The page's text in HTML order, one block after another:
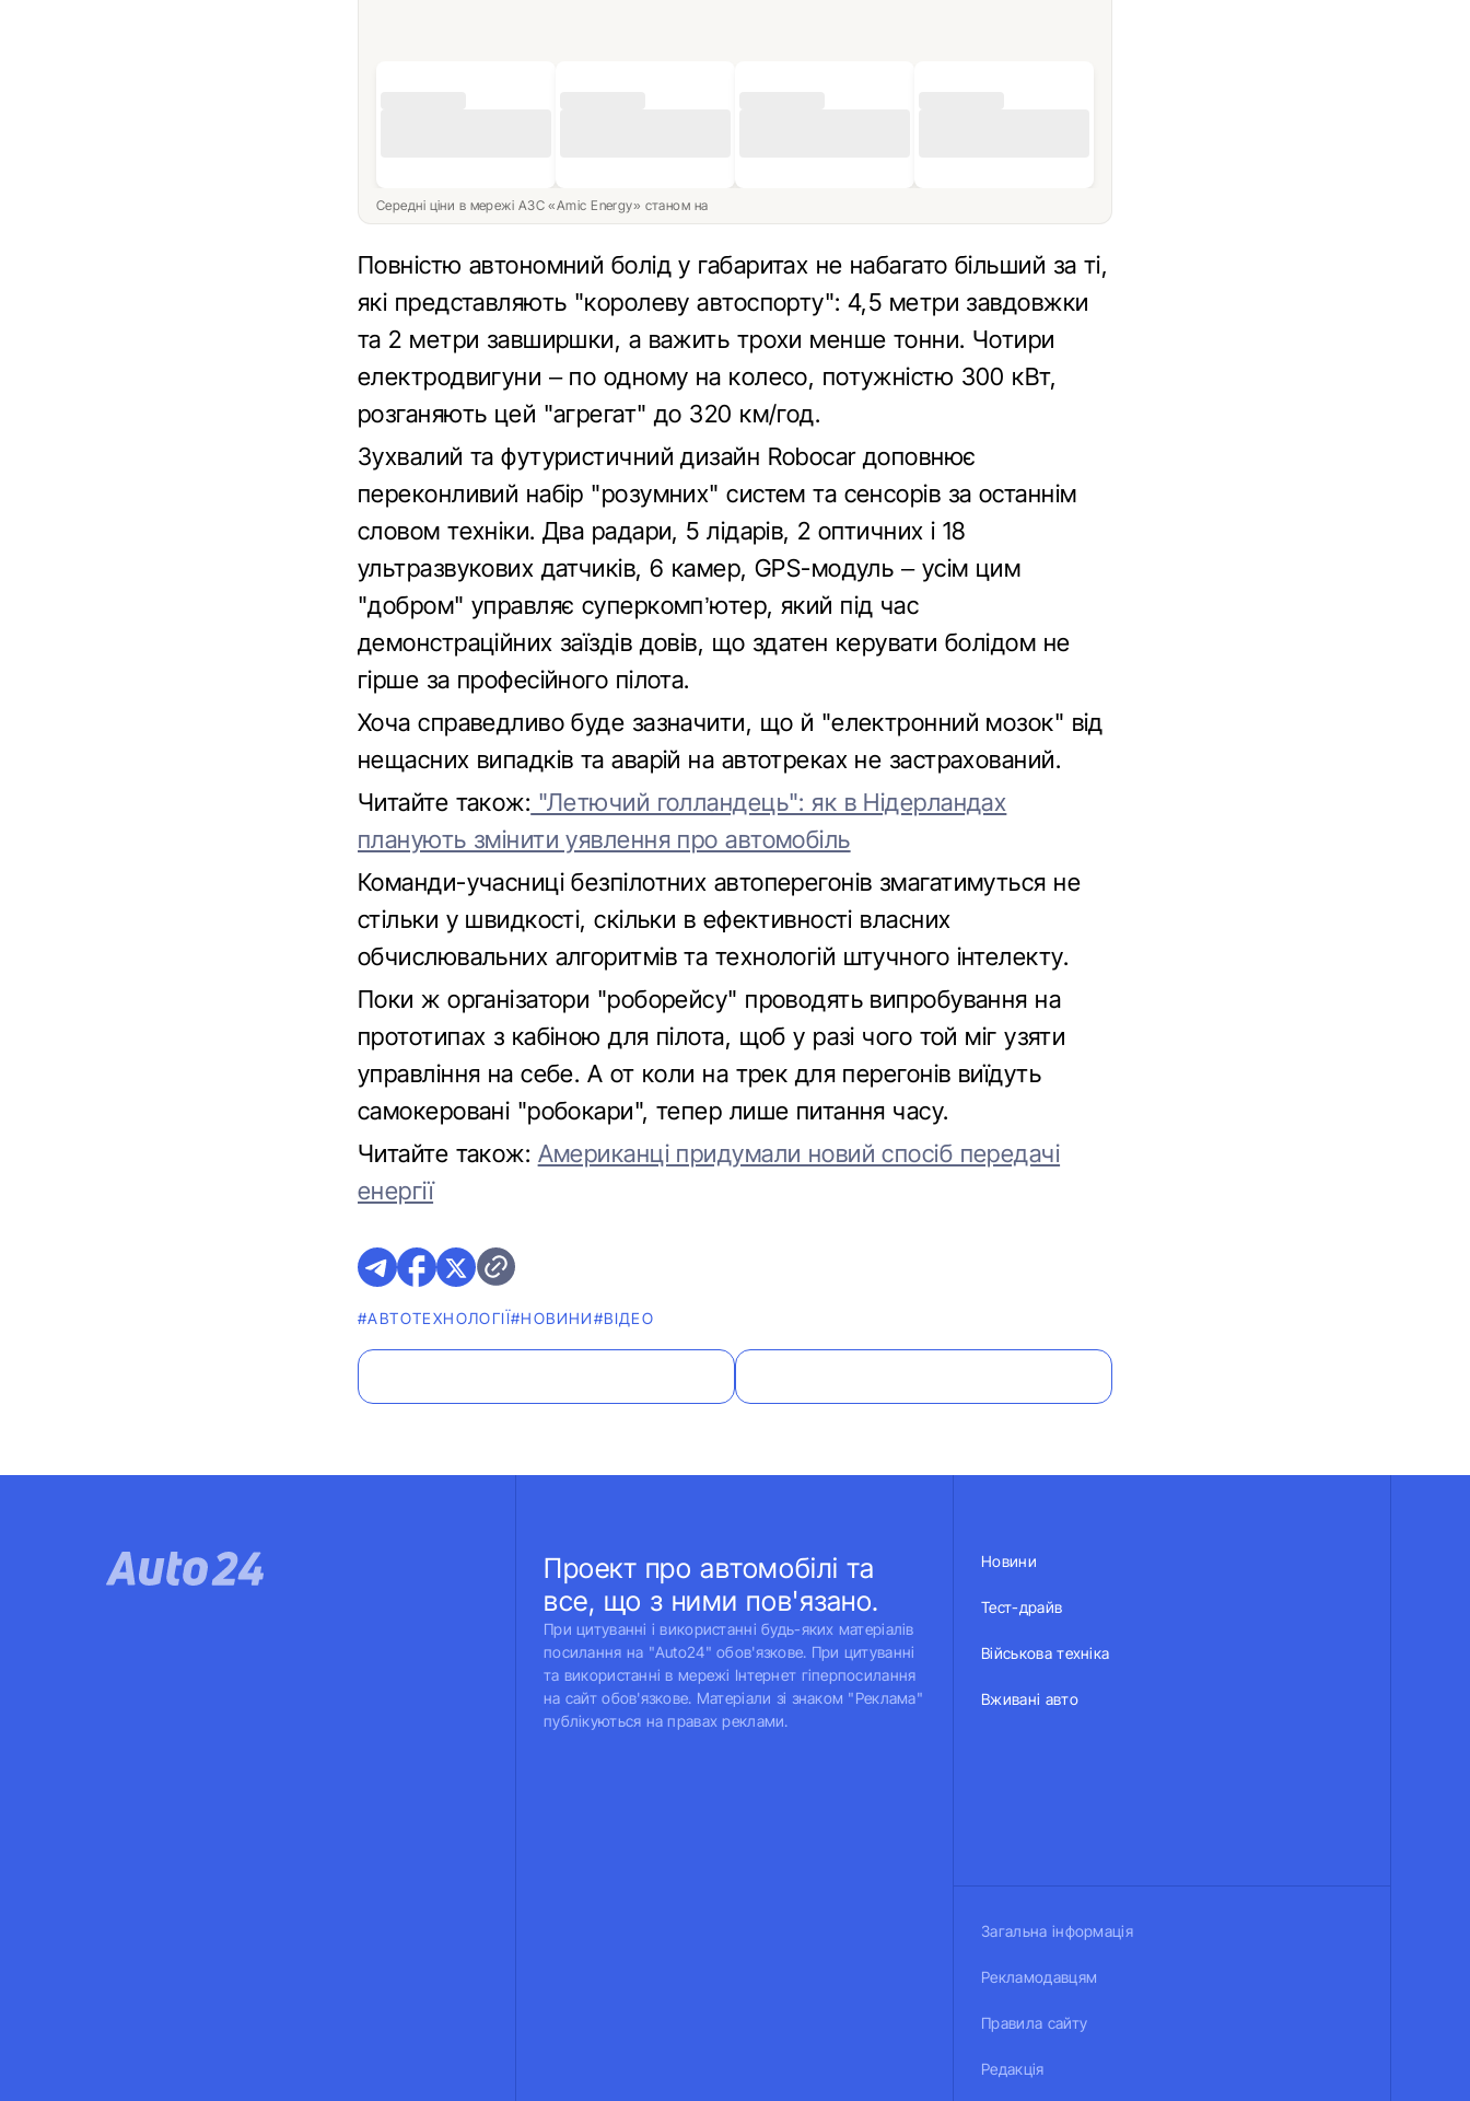
Середні ціни в мережі АЗС «Amic Energy» станом на
Повністю автономний болід у габаритах не набагато більший за ті,
які представляють "королеву автоспорту": 4,5 метри завдовжки
та 2 метри завширшки, а важить трохи менше тонни. Чотири
електродвигуни – по одному на колесо, потужністю 300 кВт,
розганяють цей "агрегат" до 320 км/год.
Зухвалий та футуристичний дизайн Robocar доповнює
переконливий набір "розумних" систем та сенсорів за останнім
словом техніки. Два радари, 5 лідарів, 2 оптичних і 18
ультразвукових датчиків, 6 камер, GPS-модуль – усім цим
"добром" управляє суперкомп’ютер, який під час
демонстраційних заїздів довів, що здатен керувати болідом не
гірше за професійного пілота.
Хоча справедливо буде зазначити, що й "електронний мозок" від
нещасних випадків та аварій на автотреках не застрахований.
Читайте також: "Летючий голландець": як в Нідерландах
планують змінити уявлення про автомобіль
Команди-учасниці безпілотних автоперегонів змагатимуться не
стільки у швидкості, скільки в ефективності власних
обчислювальних алгоритмів та технологій штучного інтелекту.
Поки ж організатори "роборейсу" проводять випробування на
прототипах з кабіною для пілота, щоб у разі чого той міг узяти
управління на себе. А от коли на трек для перегонів виїдуть
самокеровані "робокари", тепер лише питання часу.
Читайте також: Американці придумали новий спосіб передачі
енергії
#АВТОТЕХНОЛОГІЇ#НОВИНИ#ВІДЕО
Проект про автомобілі та
все, що з ними пов'язано.
При цитуванні і використанні будь-яких матеріалів
посилання на "Auto24" обов'язкове. При цитуванні
та використанні в мережі Інтернет гіперпосилання
на сайт обов'язкове. Матеріали зі знаком "Реклама"
публікуються на правах реклами.
Новини
Тест-драйв
Військова техніка
Вживані авто
Загальна інформація
Рекламодавцям
Правила сайту
Редакція